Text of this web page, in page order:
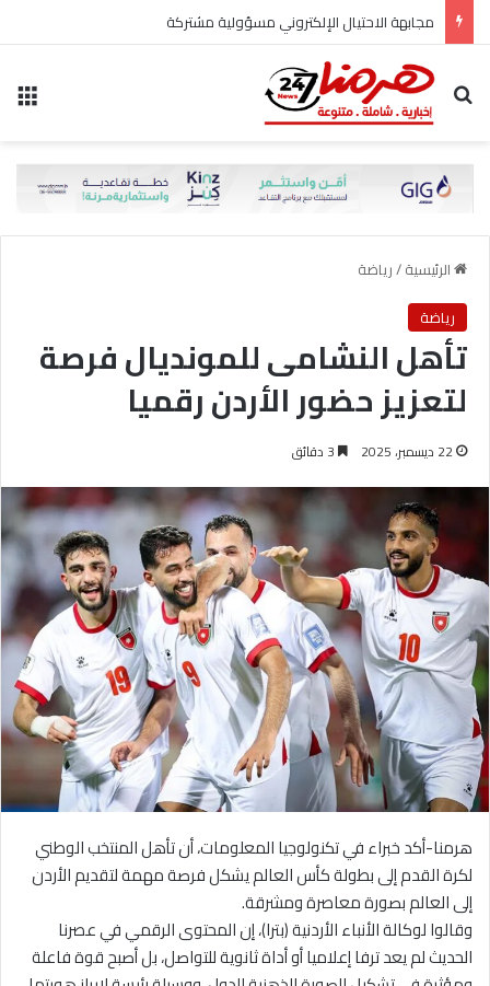
مجابهة الاحتيال الإلكتروني مسؤولية مشتركة
بحث عن
الرئيسية/رياضة
رياضة
تأهل النشامى للمونديال فرصة
لتعزيز حضور الأردن رقميا
22 ديسمبر، 2025
هرمنا-أكد خبراء في تكنولوجيا المعلومات، أن تأهل المنتخب الوطني
لكرة القدم إلى بطولة كأس العالم يشكل فرصة مهمة لتقديم الأردن
إلى العالم بصورة معاصرة ومشرقة.
وقالوا لوكالة الأنباء الأردنية (بترا)، إن المحتوى الرقمي في عصرنا
الحديث لم يعد ترفا إعلاميا أو أداة ثانوية للتواصل، بل أصبح قوة فاعلة